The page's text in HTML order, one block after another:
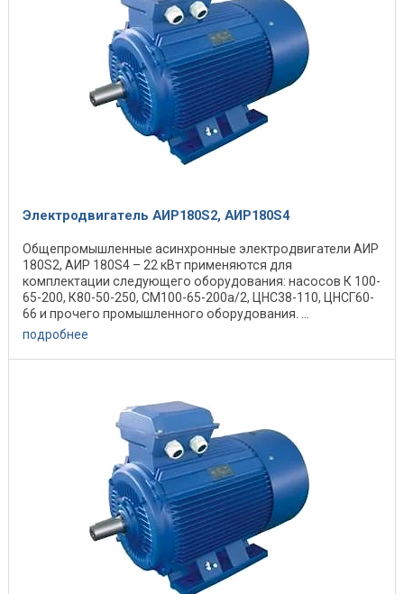
Электродвигатель АИР180S2, АИР180S4
Общепромышленные асинхронные электродвигатели АИР
180S2, АИР 180S4 – 22 кВт применяются для
комплектации следующего оборудования: насосов К 100-
65-200, К80-50-250, СМ100-65-200а/2, ЦНС38-110, ЦНСГ60-
66 и прочего промышленного оборудования. ...
подробнее